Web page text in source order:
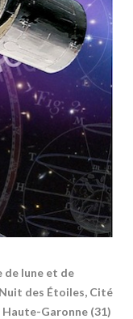
de lune et de
des Étoiles, Cité
Haute-Garonne (31)